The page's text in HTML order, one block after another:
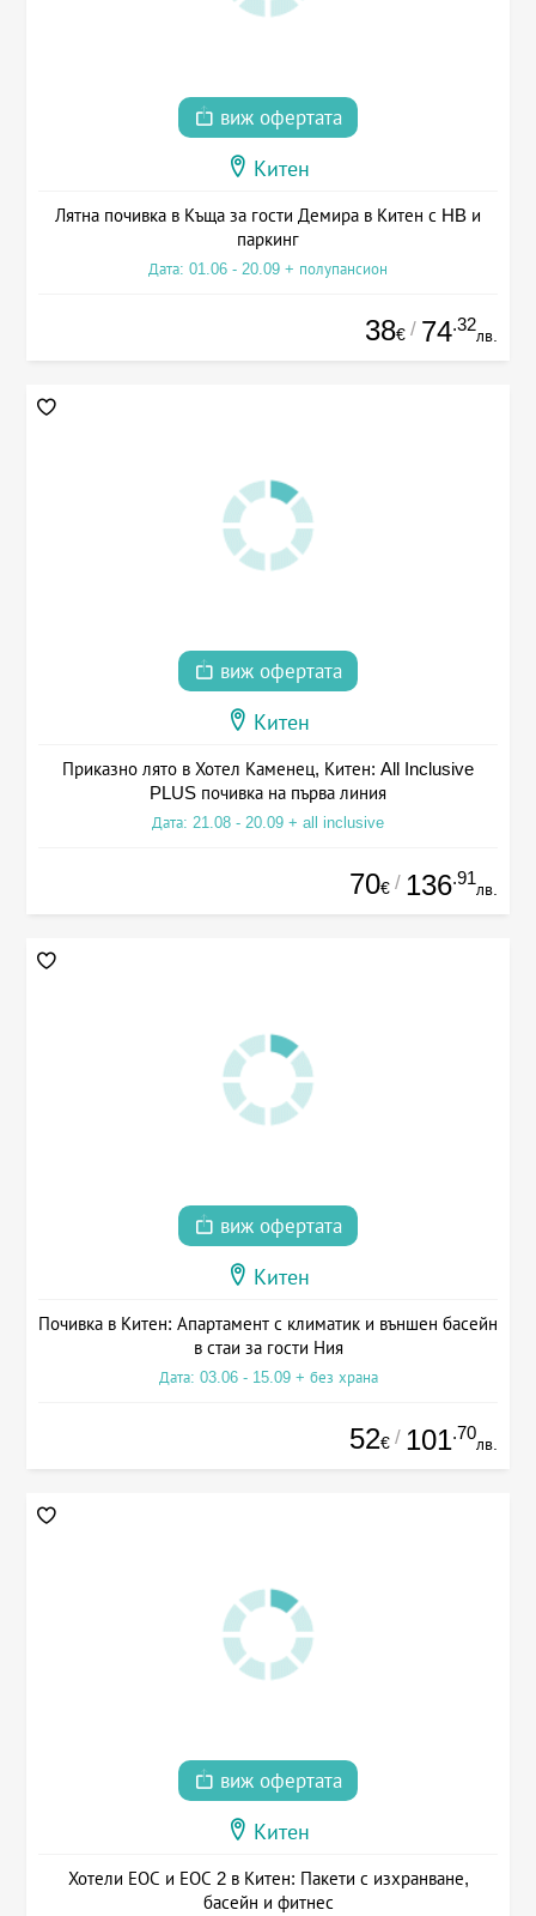
виж офертата
Китен
Лятна почивка в Къща за гости Демира в Китен с HB и
паркинг
Дата: 01.06 - 20.09 + полупансион
38€ / 74.32
лв.
виж офертата
Китен
Приказно лято в Хотел Каменец, Китен: All Inclusive
PLUS почивка на първа линия
Дата: 21.08 - 20.09 + all inclusive
70€ / 136.91
лв.
виж офертата
Китен
Почивка в Китен: Апартамент с климатик и външен басейн
в стаи за гости Ния
Дата: 03.06 - 15.09 + без храна
52€ / 101.70
лв.
виж офертата
Китен
Хотели ЕОС и ЕОС 2 в Китен: Пакети с изхранване,
басейн и фитнес